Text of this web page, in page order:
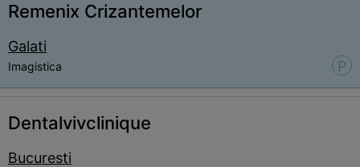
Remenix Crizantemelor
Galati
Imagistica P
Dentalvivclinique
Bucuresti